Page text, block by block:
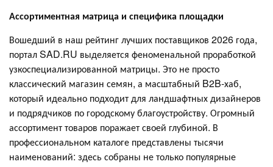
Ассортиментная матрица и специфика площадки
Вошедший в наш рейтинг лучших поставщиков 2026 года,
портал SAD.RU выделяется феноменальной проработкой
узкоспециализированной матрицы. Это не просто
классический магазин семян, а масштабный B2B-хаб,
который идеально подходит для ландшафтных дизайнеров
и подрядчиков по городскому благоустройству. Огромный
ассортимент товаров поражает своей глубиной. В
профессиональном каталоге представлены тысячи
наименований: здесь собраны не только популярные